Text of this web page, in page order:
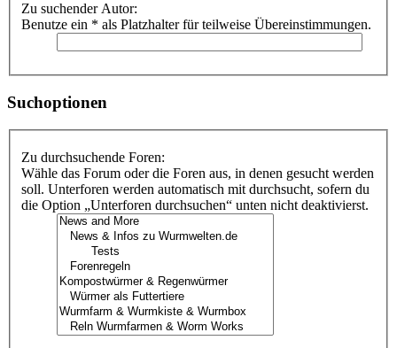
Zu suchender Autor:
Benutze ein * als Platzhalter für teilweise Übereinstimmungen.
Suchoptionen
Zu durchsuchende Foren:
Wähle das Forum oder die Foren aus, in denen gesucht werden
soll. Unterforen werden automatisch mit durchsucht, sofern du
die Option „Unterforen durchsuchen“ unten nicht deaktivierst.